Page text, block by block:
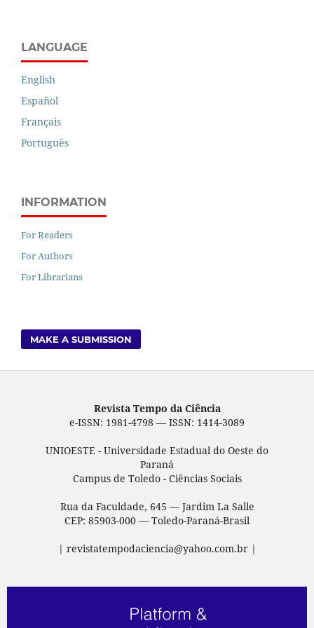
LANGUAGE
English
Español
Français
Português
INFORMATION
For Readers
For Authors
For Librarians
MAKE A SUBMISSION
Revista Tempo da Ciência
e-ISSN: 1981-4798 — ISSN: 1414-3089
UNIOESTE - Universidade Estadual do Oeste do
Paraná
Campus de Toledo - Ciências Sociais
Rua da Faculdade, 645 — Jardim La Salle
CEP: 85903-000 — Toledo-Paraná-Brasil
| revistatempodaciencia@yahoo.com.br |